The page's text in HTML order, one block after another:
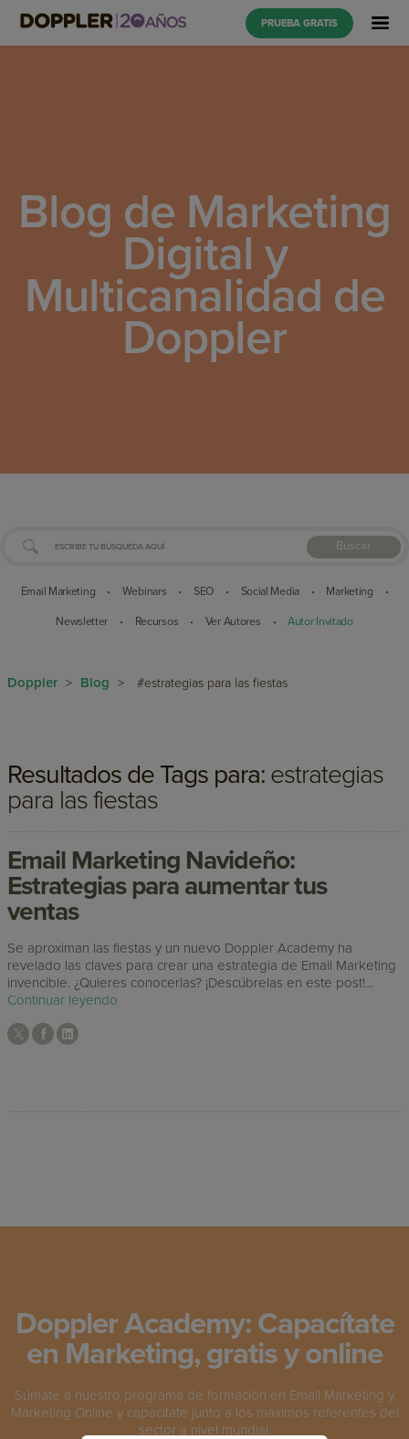
PRUEBA GRATIS
Blog de Marketing
Digital y
Multicanalidad de
Doppler
Buscar
Email Marketing • Webinars • SEO • Social Media • Marketing •
Newsletter • Recursos • Ver Autores • Autor Invitado
Doppler > Blog > #estrategias para las fiestas
Resultados de Tags para: estrategias
para las fiestas
Email Marketing Navideño:
Estrategias para aumentar tus
ventas
Se aproximan las fiestas y un nuevo Doppler Academy ha
revelado las claves para crear una estrategia de Email Marketing
invencible. ¿Quieres conocerlas? ¡Descúbrelas en este post!...
Continuar leyendo
Doppler Academy: Capacítate
en Marketing, gratis y online
Súmate a nuestro programa de formación en Email Marketing y
Marketing Online y capacítate junto a los máximos referentes del
sector a nivel mundial.